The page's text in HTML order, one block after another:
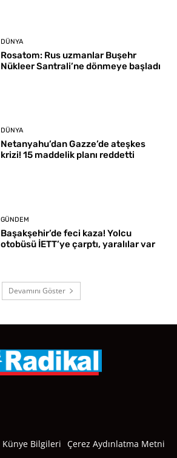
DÜNYA
Rosatom: Rus uzmanlar Buşehr
Nükleer Santrali’ne dönmeye başladı
DÜNYA
Netanyahu’dan Gazze’de ateşkes
krizi! 15 maddelik planı reddetti
GÜNDEM
Başakşehir’de feci kaza! Yolcu
otobüsü İETT’ye çarptı, yaralılar var
Devamını Göster
Künye Bilgileri Çerez Aydınlatma Metni